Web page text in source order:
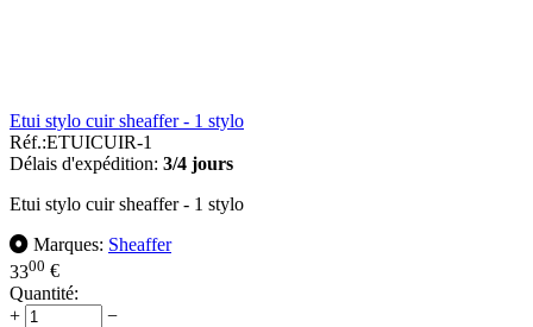
Etui stylo cuir sheaffer - 1 stylo
Réf.:ETUICUIR-1
Délais d'expédition: 3/4 jours
Etui stylo cuir sheaffer - 1 stylo
Marques: Sheaffer
3300 €
Quantité:
+
−